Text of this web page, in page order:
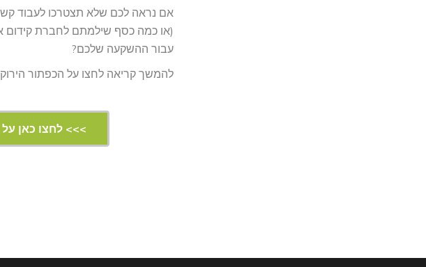
אם נראה לכם שלא תצטרכו לעבוד
(או כמה כסף שילמתם לחברת קידום
עבור ההשקעה שלכם?
להמשך קריאה לחצו על הכפתור
>>> לחצו כאן